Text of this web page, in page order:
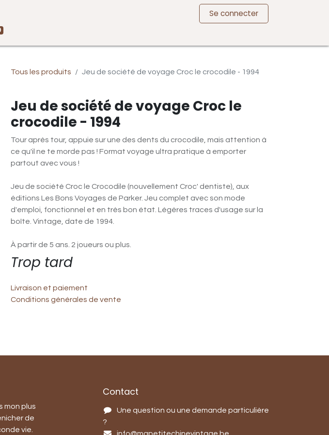
Se connecter
Tous les produits Jeu de société de voyage Croc le crocodile - 1994
Jeu de société de voyage Croc le
crocodile - 1994
Tour après tour, appuie sur une des dents du crocodile, mais attention à
ce qu'il ne te morde pas ! Format voyage ultra pratique à emporter
partout avec vous !
Jeu de société Croc le Crocodile (nouvellement Croc' dentiste), aux
éditions Les Bons Voyages de Parker. Jeu complet avec son mode
d'emploi, fonctionnel et en très bon état. Légères traces d'usage sur la
boîte. Vintage, date de 1994.
À partir de 5 ans. 2 joueurs ou plus.
Trop tard
Livraison et paiement
Conditions générales de vente
mon plus
de
vie.
Contact
Une question ou une demande particulière
?